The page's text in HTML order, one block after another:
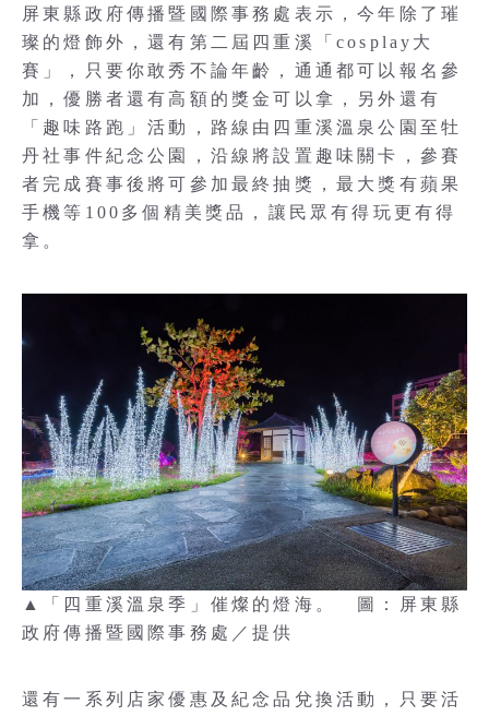
屏東縣政府傳播暨國際事務處表示，今年除了璀
璨的燈飾外，還有第二屆四重溪「cosplay大
賽」，只要你敢秀不論年齡，通通都可以報名參
加，優勝者還有高額的獎金可以拿，另外還有
「趣味路跑」活動，路線由四重溪溫泉公園至牡
丹社事件紀念公園，沿線將設置趣味關卡，參賽
者完成賽事後將可參加最終抽獎，最大獎有蘋果
手機等100多個精美獎品，讓民眾有得玩更有得
拿。
▲「四重溪溫泉季」催燦的燈海。 圖：屏東縣
政府傳播暨國際事務處／提供
還有一系列店家優惠及紀念品兌換活動，只要活